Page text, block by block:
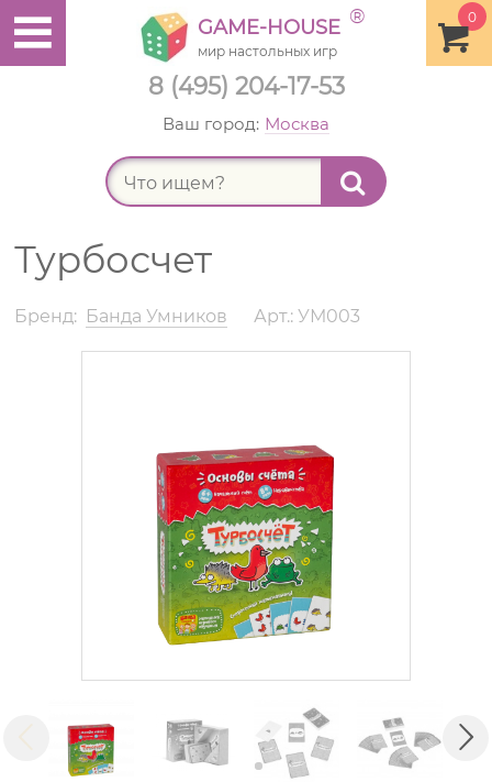
8 (495) 204-17-53
0
GAME-HOUSE ®
мир настольных игр
Ваш город: Москва
Турбосчет
Бренд: Банда Умников Арт.: УМ003